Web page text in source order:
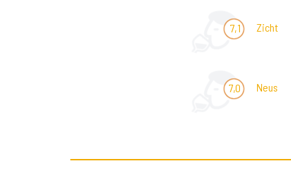
7,1 Zicht
7,0 Neus